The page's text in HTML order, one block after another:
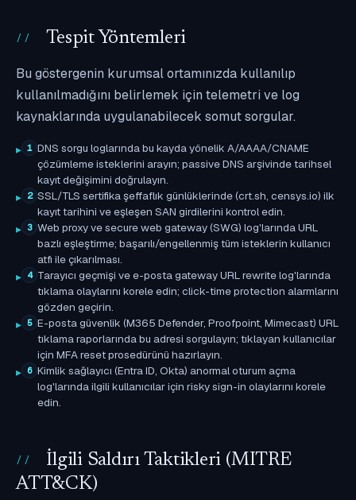
Tespit Yöntemleri
Bu göstergenin kurumsal ortamınızda kullanılıp
kullanılmadığını belirlemek için telemetri ve log
kaynaklarında uygulanabilecek somut sorgular.
1 DNS sorgu loglarında bu kayda yönelik A/AAAA/CNAME
çözümleme isteklerini arayın; passive DNS arşivinde tarihsel
kayıt değişimini doğrulayın.
2 SSL/TLS sertifika şeffaflık günlüklerinde (crt.sh, censys.io) ilk
kayıt tarihini ve eşleşen SAN girdilerini kontrol edin.
3 Web proxy ve secure web gateway (SWG) log'larında URL
bazlı eşleştirme; başarılı/engellenmiş tüm isteklerin kullanıcı
atfı ile çıkarılması.
4 Tarayıcı geçmişi ve e-posta gateway URL rewrite log'larında
tıklama olaylarını korele edin; click-time protection alarmlarını
gözden geçirin.
5 E-posta güvenlik (M365 Defender, Proofpoint, Mimecast) URL
tıklama raporlarında bu adresi sorgulayın; tıklayan kullanıcılar
için MFA reset prosedürünü hazırlayın.
6 Kimlik sağlayıcı (Entra ID, Okta) anormal oturum açma
log'larında ilgili kullanıcılar için risky sign-in olaylarını korele
edin.
İlgili Saldırı Taktikleri (MITRE
ATT&CK)